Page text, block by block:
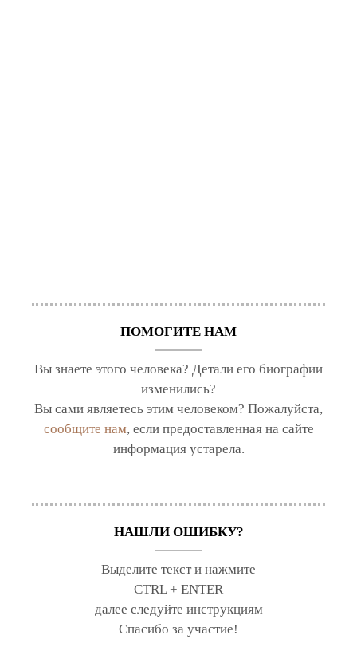
ПОМОГИТЕ НАМ
Вы знаете этого человека? Детали его биографии
изменились?
Вы сами являетесь этим человеком? Пожалуйста,
сообщите нам, если предоставленная на сайте
информация устарела.
НАШЛИ ОШИБКУ?
Выделите текст и нажмите
CTRL + ENTER
далее следуйте инструкциям
Спасибо за участие!